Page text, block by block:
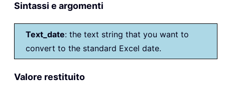
Sintassi e argomenti
Text_date: the text string that you want to
convert to the standard Excel date.
Valore restituito